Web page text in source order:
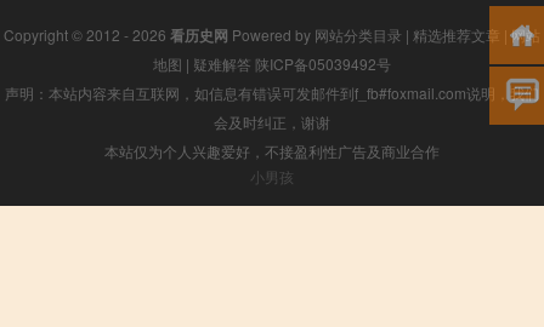
Copyright © 2012 - 2026 看历史网 Powered by 网站分类目录 | 精选推荐文章 |网站
地图 | 疑难解答 陕ICP备05039492号
声明：本站内容来自互联网，如信息有错误可发邮件到f_fb#foxmail.com说明，我们
会及时纠正，谢谢
本站仅为个人兴趣爱好，不接盈利性广告及商业合作
小男孩